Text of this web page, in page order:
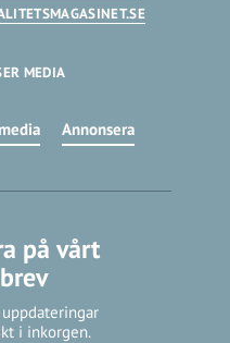
MEDIA
Annonsera
på vårt
i inkorgen.